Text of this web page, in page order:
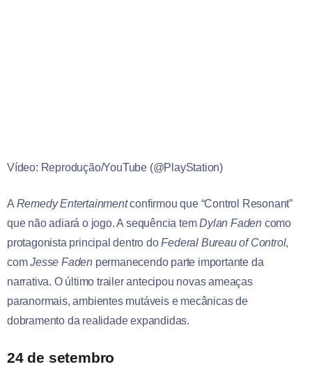
Vídeo: Reprodução/YouTube (@PlayStation)
A Remedy Entertainmentconfirmou que “Control Resonant”
que não adiará o jogo. A sequência temDylan Faden como
protagonista principal dentro doFederal Bureau of Control,
comJesse Faden permanecendo parte importante da
narrativa. O último trailer antecipou novas ameaças
paranormais, ambientes mutáveis e mecânicas de
dobramento da realidade expandidas.
24 de setembro